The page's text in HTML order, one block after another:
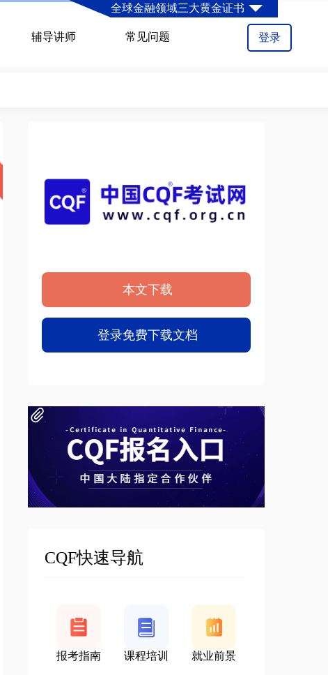
全球金融领域三大黄金证书
辅导讲师 常见问题 登录
CQF快速导航
报考指南 课程培训 就业前景